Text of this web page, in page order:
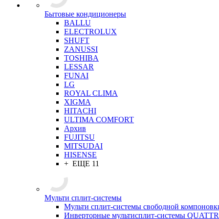
Бытовые кондиционеры
BALLU
ELECTROLUX
SHUFT
ZANUSSI
TOSHIBA
LESSAR
FUNAI
LG
ROYAL CLIMA
XIGMA
HITACHI
ULTIMA COMFORT
Архив
FUJITSU
MITSUDAI
HISENSE
+ ЕЩЕ 11
Мульти сплит-системы
Мульти сплит-системы свободной
Инверторные мультисплит-системы